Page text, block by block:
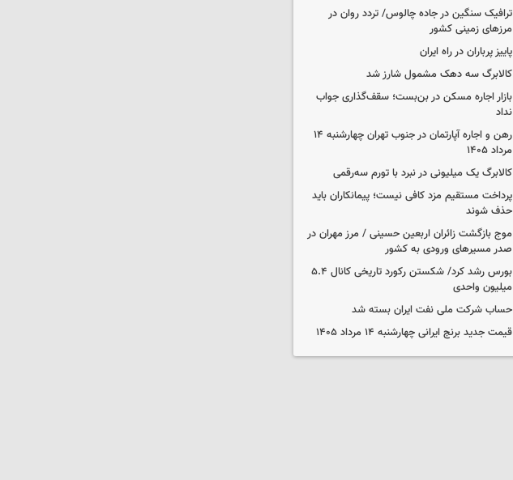
ترافیک سنگین در جاده چالوس/ تردد روان در
مرزهای زمینی کشور
پاییز پرباران در راه ایران
کالابرگ سه دهک مشمول شارز شد
بازار اجاره مسکن در بن‌بست؛ سقف‌گذاری جواب
نداد
رهن و اجاره آپارتمان در جنوب تهران چهارشنبه ۱۴
مرداد ۱۴۰۵
کالابرگ یک میلیونی در نبرد با تورم سه‌رقمی
پرداخت مستقیم مزد کافی نیست؛ پیمانکاران باید
حذف شوند
موج بازگشت زائران اربعین حسینی / مرز مهران در
صدر مسیرهای ورودی به کشور
بورس رشد کرد/ شکستن رکورد تاریخی کانال ۵.۴
میلیون واحدی
حساب‌ شرکت ملی نفت ایران بسته شد
قیمت جدید برنج ایرانی چهارشنبه ۱۴ مرداد ۱۴۰۵